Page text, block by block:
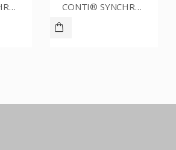
CONTI® SYNCHROBELT 86XL025 CONTI® SYNCHROBELT 86XL CUSTOM